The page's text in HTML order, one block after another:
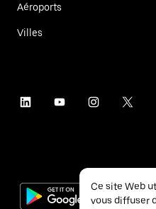
Aéroports
Villes
Ce site Web
vous diffuser